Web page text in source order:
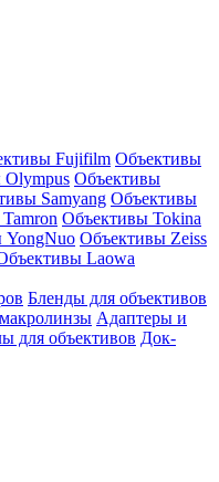
Fujifilm Объективы
Объективы
Samyang Объективы
Объективы Tokina
YongNuo Объективы Zeiss
Laowa
Бленды для объективов
Адаптеры и
для объективов Док-